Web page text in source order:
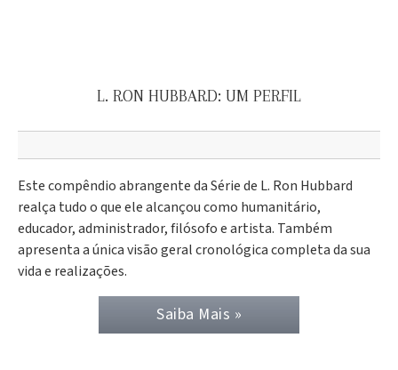
L. RON HUBBARD: UM PERFIL
Este compêndio abrangente da Série de L. Ron Hubbard
realça tudo o que ele alcançou como humanitário,
educador, administrador, filósofo e artista. Também
apresenta a única visão geral cronológica completa da sua
vida e realizações.
Saiba Mais »